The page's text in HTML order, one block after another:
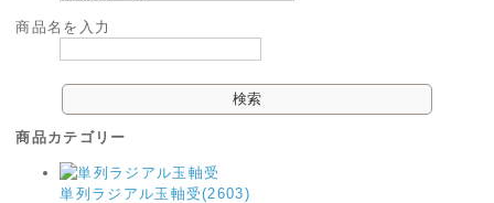
商品名を入力
商品カテゴリー
単列ラジアル玉軸受(2603)